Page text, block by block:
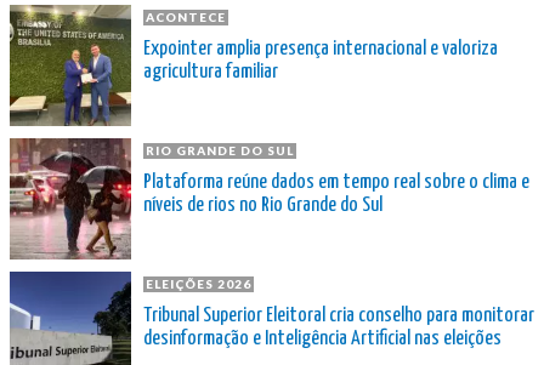
ACONTECE
Expointer amplia presença internacional e valoriza
agricultura familiar
RIO GRANDE DO SUL
Plataforma reúne dados em tempo real sobre o clima e
níveis de rios no Rio Grande do Sul
ELEIÇÕES 2026
Tribunal Superior Eleitoral cria conselho para monitorar
desinformação e Inteligência Artificial nas eleições